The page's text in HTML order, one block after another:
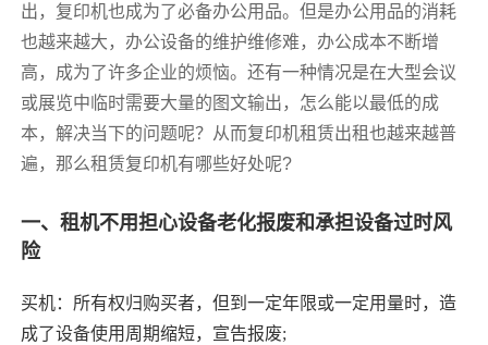
出，复印机也成为了必备办公用品。但是办公用品的消耗
也越来越大，办公设备的维护维修难，办公成本不断增
高，成为了许多企业的烦恼。还有一种情况是在大型会议
或展览中临时需要大量的图文输出，怎么能以最低的成
本，解决当下的问题呢？从而复印机租赁出租也越来越普
遍，那么租赁复印机有哪些好处呢?
一、租机不用担心设备老化报废和承担设备过时风
险
买机：所有权归购买者，但到一定年限或一定用量时，造
成了设备使用周期缩短，宣告报废;